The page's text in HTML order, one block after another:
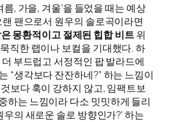
름, 가을, 겨울’을 들었을 때는 예상
팬으로서 원우의 솔로곡이라면
몽환적이고 절제된 힙합 비트위
직한 랩이나 보컬을 기대했다. 하
부드럽고 서정적인 팝 발라드에
“생각보다 잔잔하네?” 하는 느낌이
보다 훅이 강하지 않고, 임팩트보
하는 느낌이라 다소 밋밋하게 들리
우의 새로운 솔로 방향인가?’ 하는